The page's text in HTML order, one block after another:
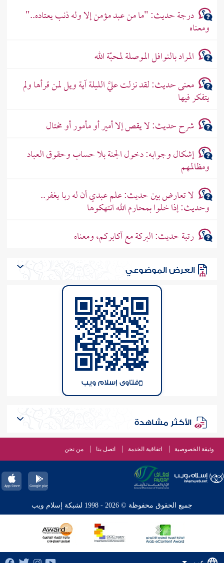
درجة حديث: "ما من عبد مؤمن إلا وله ذنب يعتاده.."
ومعناه
المراد بالنوافل الموصلة لمحبّة الله
معنى حديث: لقد نزلت عليَّ الليلة آية ويل لمن قرأها ولم
يتفكر فيها
شرح حديث: لا يقص إلا أمير أو مأمور أو مختال
إشكال وجوابه: دخول الجنة بلا حساب وحقوق العباد
ومظالمهم
لا تعارض بين حديث: علم عبدي أن له ربا يغفر..
وحديث: إذا خلوا بمحارم الله انتهكوها
رتبة حديث: البركة مع أكابركم، ومعناه
العرض الموضوعي
فتاوى إسلام ويب
الأكثر مشاهدة
وثيقة الخصوصية اتفاقية الخدمة اتصل بنا من نحن
جميع الحقوق محفوظة © 2026 - 1998 لشبكة إسلام ويب